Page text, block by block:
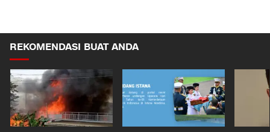
REKOMENDASI BUAT ANDA